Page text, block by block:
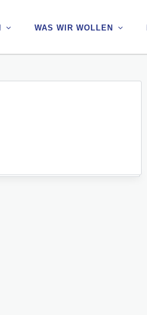
WAS WIR WOLLEN
WAS WIR WOLLEN